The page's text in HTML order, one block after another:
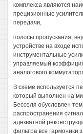
комплекса являются
прецизионные
передачи,
полосы пропускания,
устройстве на входе
инструментальные
управляемый
аналогового
В схеме используется
который выполнен на
Бесселя обусловлен
распространения
адекватной
фильтра все гармоники